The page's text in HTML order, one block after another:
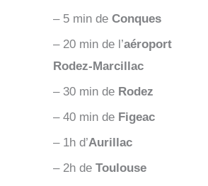
– 5 min de Conques
– 20 min de l’aéroport
Rodez-Marcillac
– 30 min de Rodez
– 40 min de Figeac
– 1h d’Aurillac
– 2h de Toulouse